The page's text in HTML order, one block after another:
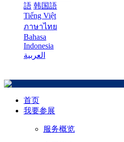
語 韩国語
Tiếng Việt
ภาษาไทย
Bahasa
Indonesia
العربية
首页
我要参展
服务概览